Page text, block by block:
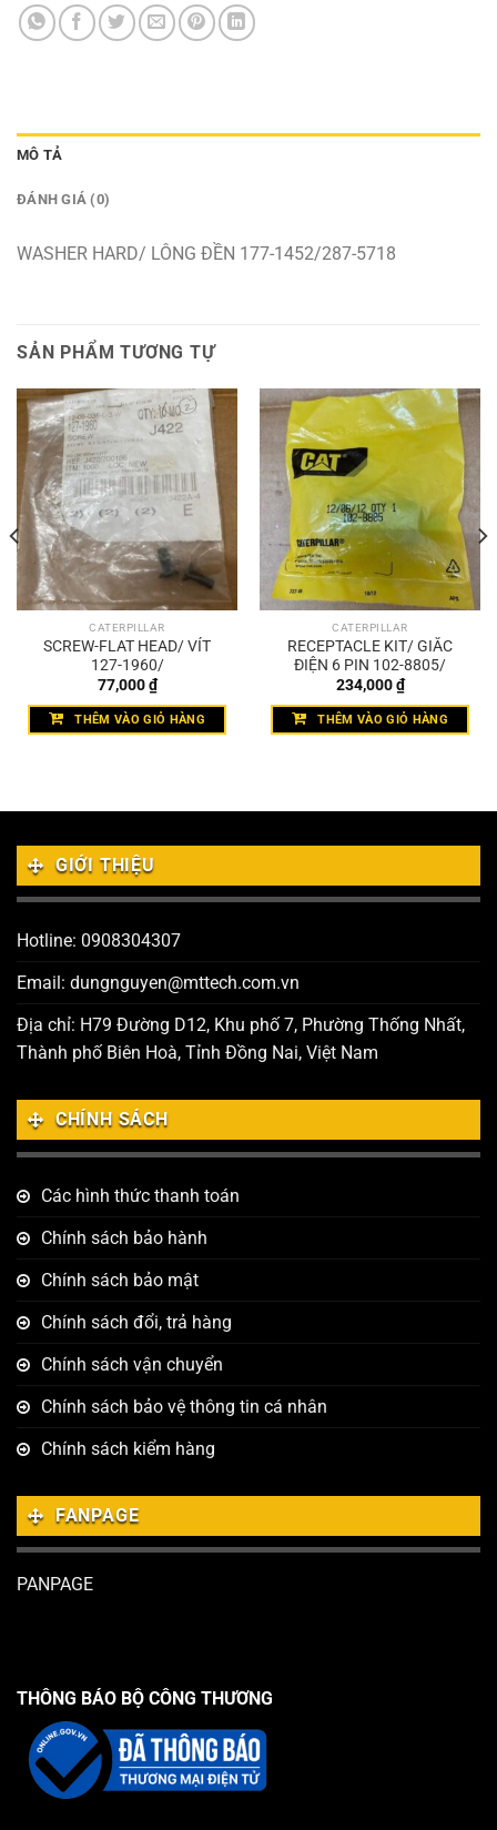
MÔ TẢ
ĐÁNH GIÁ (0)
WASHER HARD/ LÔNG ĐỀN 177-1452/287-5718
SẢN PHẨM TƯƠNG TỰ
CATERPILLAR
SCREW-FLAT HEAD/ VÍT
127-1960/
77,000₫
THÊM VÀO GIỎ HÀNG
CATERPILLAR
RECEPTACLE KIT/ GIẮC
ĐIỆN 6 PIN 102-8805/
234,000₫
THÊM VÀO GIỎ HÀNG
GIỚI THIỆU
Hotline: 0908304307
Email: dungnguyen@mttech.com.vn
Địa chỉ: H79 Đường D12, Khu phố 7, Phường Thống Nhất,
Thành phố Biên Hoà, Tỉnh Đồng Nai, Việt Nam
CHÍNH SÁCH
Các hình thức thanh toán
Chính sách bảo hành
Chính sách bảo mật
Chính sách đổi, trả hàng
Chính sách vận chuyển
Chính sách bảo vệ thông tin cá nhân
Chính sách kiểm hàng
FANPAGE
PANPAGE
THÔNG BÁO BỘ CÔNG THƯƠNG